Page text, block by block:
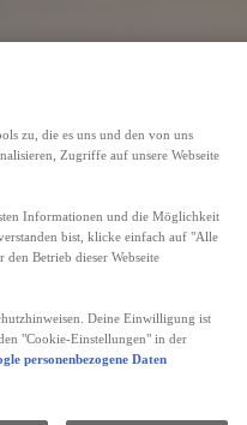
zu, die es uns und den von uns
Zugriffe auf unsere Webseite
Informationen und die Möglichkeit
bist, klicke einfach auf "Alle
Betrieb dieser Webseite
Deine Einwilligung ist
"Cookie-Einstellungen" in der
personenbezogene Daten